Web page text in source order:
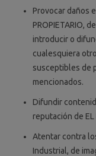
Provocar daños
PROPIETARIO,
introducir o
cualesquiera
susceptibles de
mencionados.
Difundir
reputación de EL
Atentar contra
Industrial, de